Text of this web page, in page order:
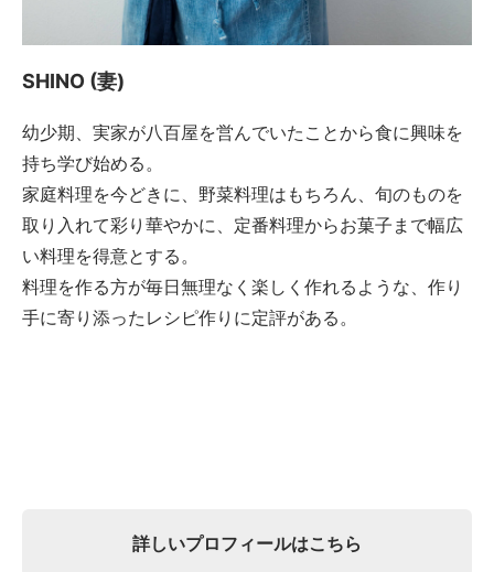
SHINO (妻)
幼少期、実家が八百屋を営んでいたことから食に興味を
持ち学び始める。
家庭料理を今どきに、野菜料理はもちろん、旬のものを
取り入れて彩り華やかに、定番料理からお菓子まで幅広
い料理を得意とする。
料理を作る方が毎日無理なく楽しく作れるような、作り
手に寄り添ったレシピ作りに定評がある。
詳しいプロフィールはこちら